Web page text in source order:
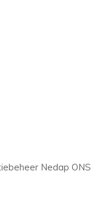
Nedap ONS